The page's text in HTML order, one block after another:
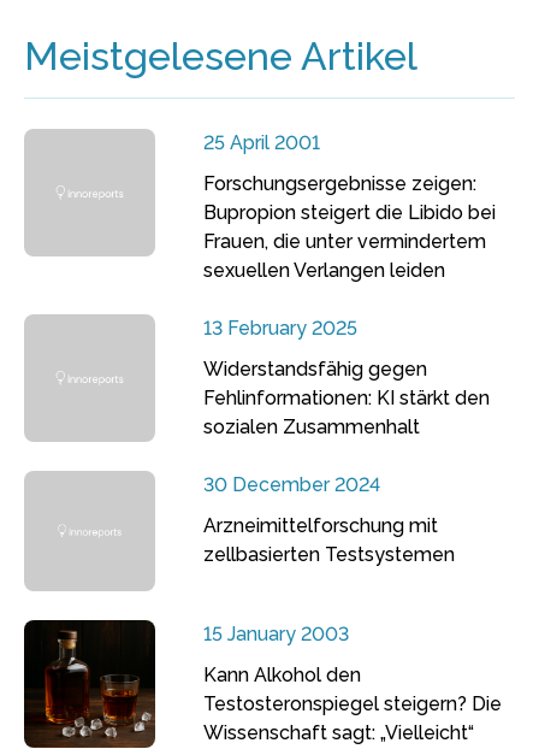
Meistgelesene Artikel
25 April 2001
Forschungsergebnisse zeigen:
Bupropion steigert die Libido bei
Frauen, die unter vermindertem
sexuellen Verlangen leiden
13 February 2025
Widerstandsfähig gegen
Fehlinformationen: KI stärkt den
sozialen Zusammenhalt
30 December 2024
Arzneimittelforschung mit
zellbasierten Testsystemen
15 January 2003
Kann Alkohol den
Testosteronspiegel steigern? Die
Wissenschaft sagt: „Vielleicht“